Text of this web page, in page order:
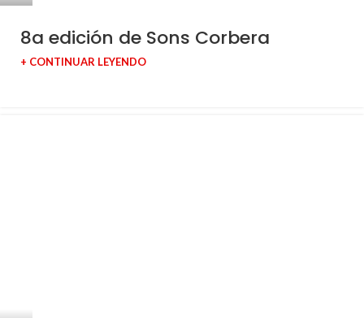
8a edición de Sons Corbera
+ CONTINUAR LEYENDO